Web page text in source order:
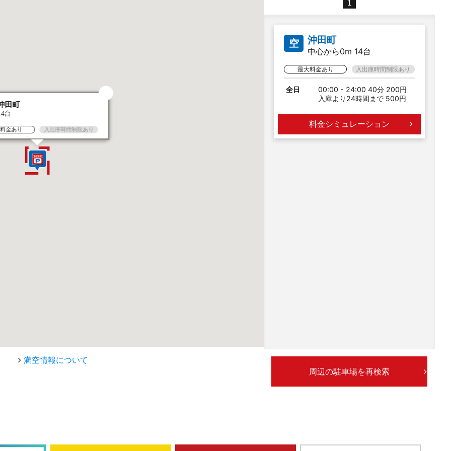
田町
台
金あり 入出庫時間制限あり
1
空 沖田町
中心から0m 14台
最大料金あり 入出庫時間制限あり
全日
00:00 - 24:00 40分 200円
入庫より24時間まで 500円
料金シミュレーション
満空情報について
周辺の駐車場を再検索